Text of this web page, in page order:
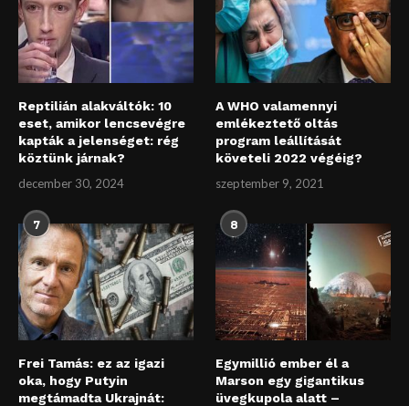
Reptilián alakváltók: 10
eset, amikor lencsevégre
kapták a jelenséget: rég
köztünk járnak?
december 30, 2024
A WHO valamennyi
emlékeztető oltás
program leállítását
követeli 2022 végéig?
szeptember 9, 2021
7
Frei Tamás: ez az igazi
oka, hogy Putyin
megtámadta Ukrajnát:
8
Egymillió ember él a
Marson egy gigantikus
üvegkupola alatt –